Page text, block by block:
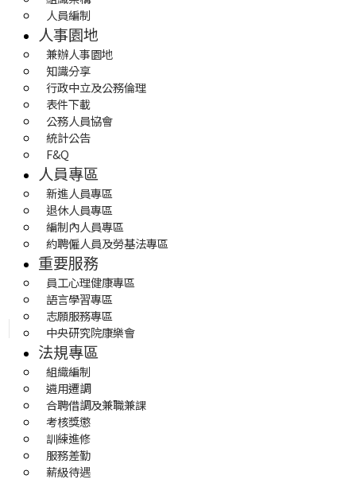
人員編制
人事園地
兼辦人事園地
知識分享
行政中立及公務倫理
表件下載
公務人員協會
統計公告
F&Q
人員專區
新進人員專區
退休人員專區
編制內人員專區
約聘僱人員及勞基法專區
重要服務
員工心理健康專區
語言學習專區
志願服務專區
中央研究院康樂會
法規專區
組織編制
遴用遷調
合聘借調及兼職兼課
考核獎懲
訓練進修
服務差勤
薪級待遇